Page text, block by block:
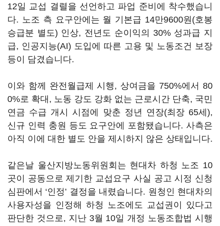
12일 교섭 결렬을 선언하고 파업 준비에 착수했습니
다. 노조 측 요구안에는 월 기본급 14만9600원(호봉
승급분 별도) 인상, 전년도 순이익의 30% 성과급 지
급, 인공지능(AI) 도입에 따른 고용 및 노동조건 보장
등이 담겼습니다.
이와 함께 완전월급제 시행, 상여금을 750%에서 80
0%로 확대, 노동 강도 강화 없는 근로시간 단축, 국민
연금 수급 개시 시점에 맞춘 정년 연장(최장 65세),
신규 인력 충원 등도 요구안에 포함됐습니다. 사측은
아직 이에 대한 별도 안을 제시하지 않은 상태입니다.
같은날 울산지방노동위원회는 현대차 하청 노조 10
곳이 공동으로 제기한 교섭요구 사실 공고 시정 신청
심판에서 ‘인정’ 결정을 내렸습니다. 원청인 현대차의
사용자성을 인정해 하청 노조에도 교섭권이 있다고
판단한 것으로, 지난 3월 10일 개정 노동조합법 시행